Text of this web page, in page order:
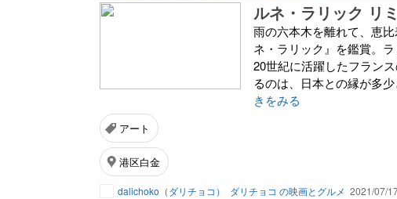
ルネ・ラリック リ
雨の六本木を離れて、恵
ネ・ラリック』を鑑賞。
20世紀に活躍したフラン
るのは、日本との縁が多
きをみる
アート
港区白金
dalichoko（ダリチョコ） ダリチョコ の映画とグルメ 2021/07/